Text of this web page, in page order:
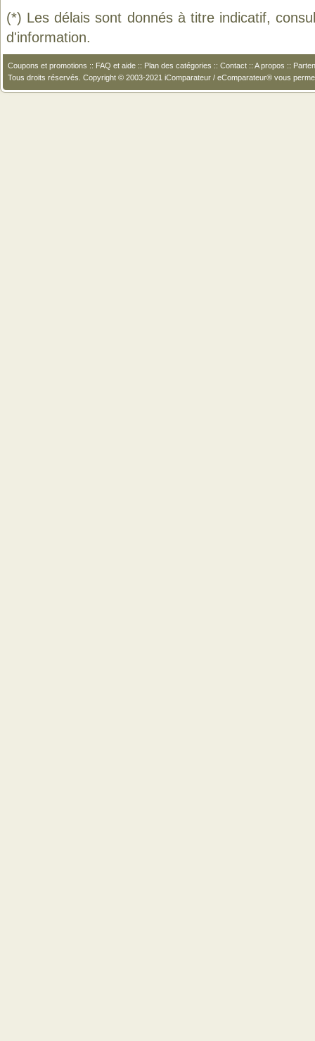
(*) Les délais sont donnés à titre indicatif,
d'information.
Coupons et promotions :: FAQ et aide :: Plan des catégories :: Contact :: A propos ::
Tous droits réservés. Copyright © 2003-2021 iComparateur / eComparateur® vous